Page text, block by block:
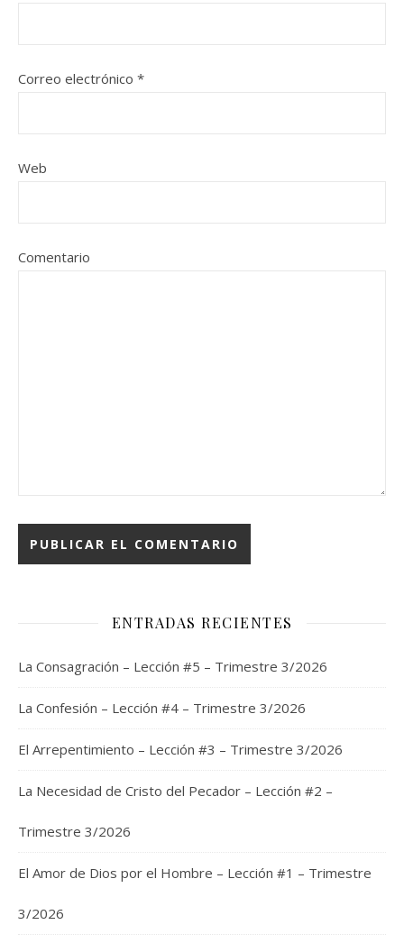
Correo electrónico *
Web
Comentario
ENTRADAS RECIENTES
La Consagración – Lección #5 – Trimestre 3/2026
La Confesión – Lección #4 – Trimestre 3/2026
El Arrepentimiento – Lección #3 – Trimestre 3/2026
La Necesidad de Cristo del Pecador – Lección #2 –
Trimestre 3/2026
El Amor de Dios por el Hombre – Lección #1 – Trimestre
3/2026